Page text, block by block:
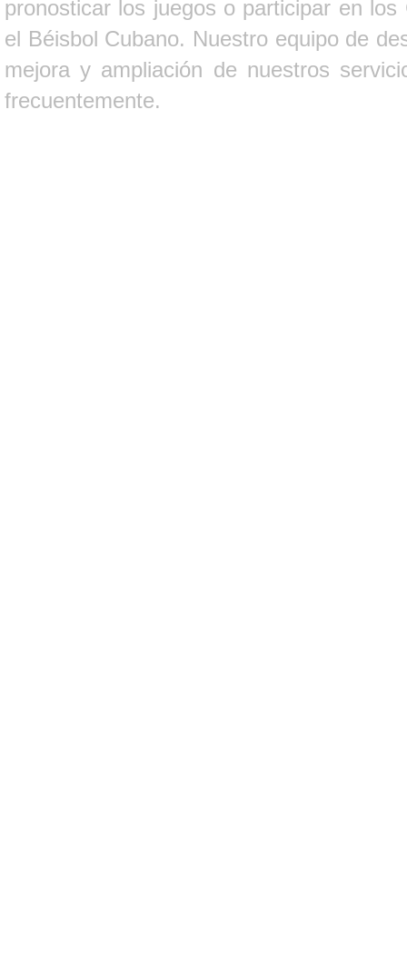
pronosticar los juegos o participar en
el Béisbol Cubano. Nuestro equipo de
mejora y ampliación de nuestros
frecuentemente.